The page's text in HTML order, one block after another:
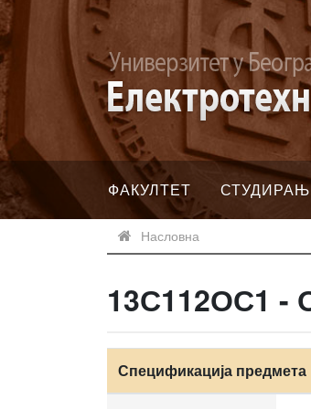
ФАКУЛТЕТ
Насловна
13С112ОС1 -
Спецификација предмета